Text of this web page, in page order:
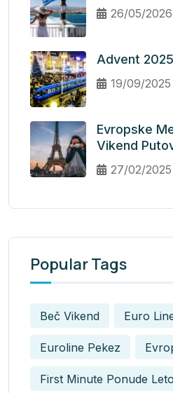
26/05/2026
Advent 2025
19/09/2025
Evropske
Vikend
27/02/2025
Popular Tags
Beč Vikend Euro
Euroline Pekez
First Minute Ponude